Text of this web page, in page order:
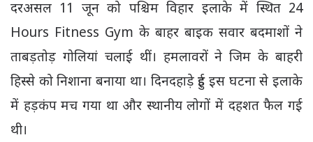
दरअसल 11 जून को पश्चिम विहार इलाके में स्थित 24
Hours Fitness Gym के बाहर बाइक सवार बदमाशों ने
ताबड़तोड़ गोलियां चलाई थीं। हमलावरों ने जिम के बाहरी
हिस्से को निशाना बनाया था। दिनदहाड़े हुई इस घटना से इलाके
में हड़कंप मच गया था और स्थानीय लोगों में दहशत फैल गई
थी।